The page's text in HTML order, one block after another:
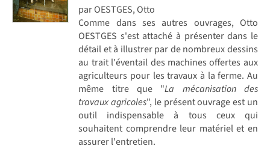
par OESTGES, Otto
Comme dans ses autres ouvrages, Otto
OESTGES s'est attaché à présenter dans le
détail et à illustrer par de nombreux dessins
au trait l'éventail des machines offertes aux
agriculteurs pour les travaux à la ferme. Au
même titre que "La mécanisation des
travaux agricoles", le présent ouvrage est un
outil indispensable à tous ceux qui
souhaitent comprendre leur matériel et en
assurer l'entretien.